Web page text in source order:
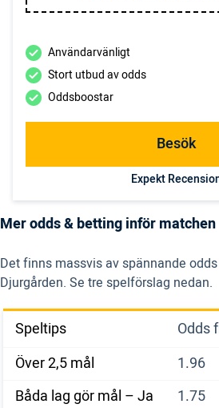
Användarvänligt
Stort utbud av odds
Oddsboostar
Besök
Expekt
Mer odds & betting inför matchen
Det finns massvis av spännande
Djurgården. Se tre spelförslag nedan.
Speltips Odds
Över 2,5 mål
1.96
Båda lag gör mål – Ja
1.75